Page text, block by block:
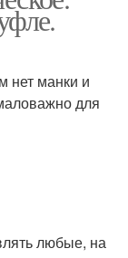
нет манки и
для
любые, на